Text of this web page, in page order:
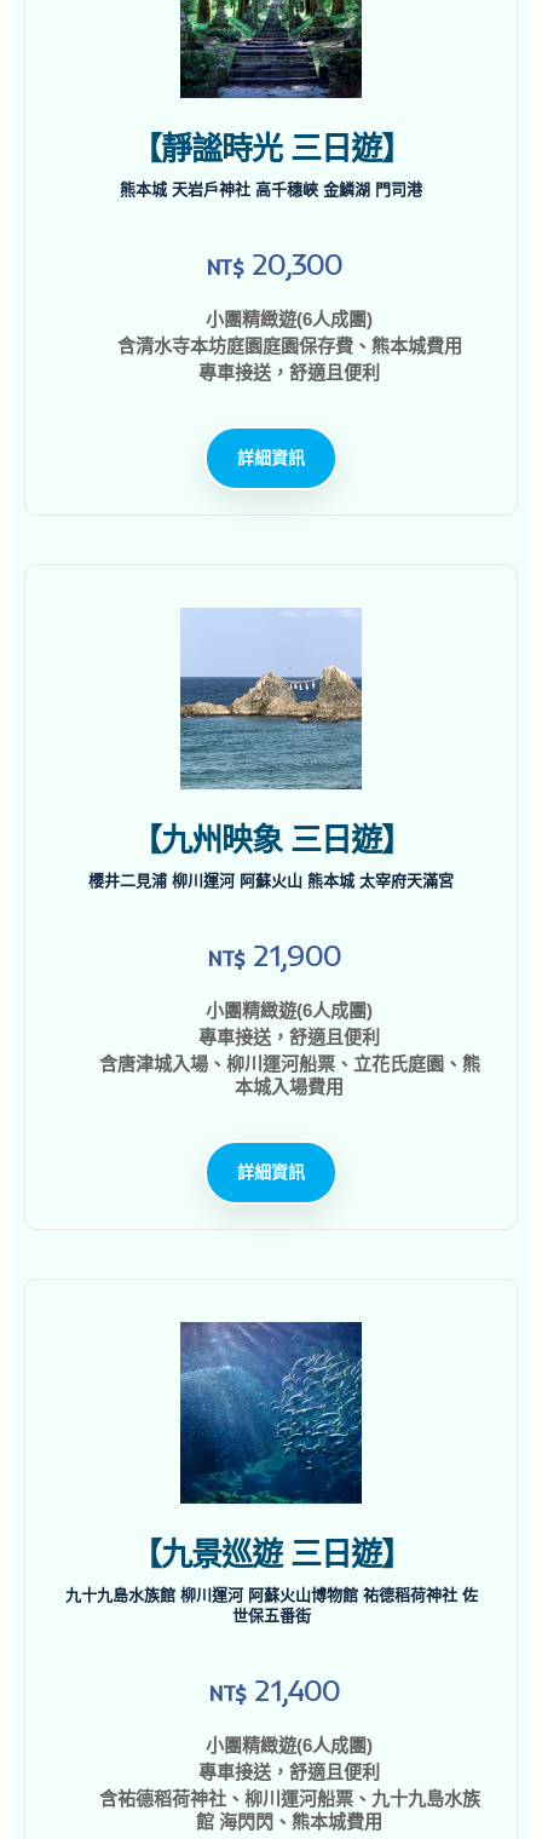
【靜謐時光 三日遊】
熊本城 天岩戶神社 高千穗峽 金鱗湖 門司港
NT$ 20,300
小團精緻遊(6人成團)
含清水寺本坊庭園庭園保存費、熊本城費用
專車接送，舒適且便利
詳細資訊
【九州映象 三日遊】
櫻井二見浦 柳川運河 阿蘇火山 熊本城 太宰府天滿宮
NT$ 21,900
小團精緻遊(6人成團)
專車接送，舒適且便利
含唐津城入場、柳川運河船票、立花氏庭園、熊
本城入場費用
詳細資訊
【九景巡遊 三日遊】
九十九島水族館 柳川運河 阿蘇火山博物館 祐德稻荷神社 佐
世保五番街
NT$ 21,400
小團精緻遊(6人成團)
專車接送，舒適且便利
含祐德稻荷神社、柳川運河船票、九十九島水族
館 海閃閃、熊本城費用